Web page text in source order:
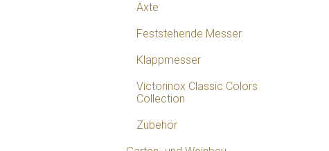
Äxte
Feststehende Messer
Klappmesser
Victorinox Classic Colors
Collection
Zubehör